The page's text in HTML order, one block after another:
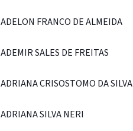
ADELON FRANCO DE ALMEIDA
ADEMIR SALES DE FREITAS
ADRIANA CRISOSTOMO DA SILVA
ADRIANA SILVA NERI